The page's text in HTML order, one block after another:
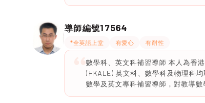
導師編號17564
*全英語上堂 有愛心 有耐性
數學科、英文科補習導師 本人為香
(HKALE) 英文科、數學科及物理科
數學及英文專科補習導師，對教導數